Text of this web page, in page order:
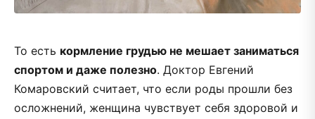
То есть кормление грудью не мешает заниматься
спортом и даже полезно. Доктор Евгений
Комаровский считает, что если роды прошли без
осложнений, женщина чувствует себя здоровой и